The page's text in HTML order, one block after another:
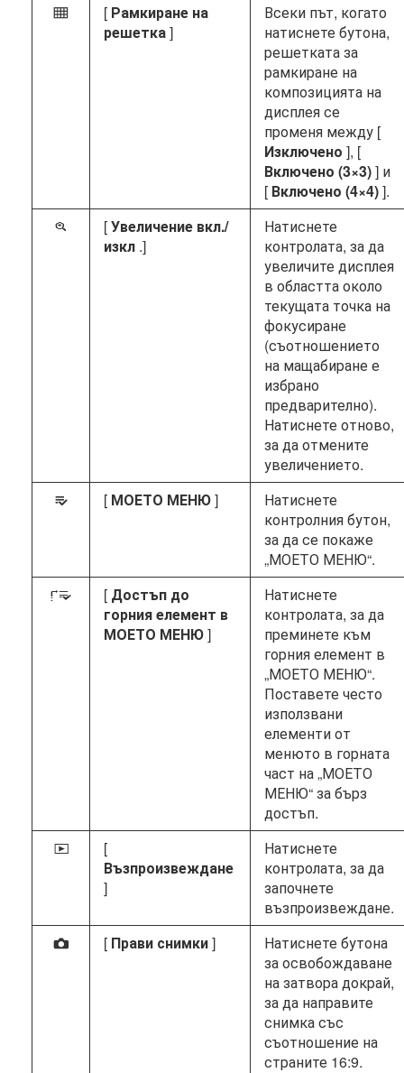
b [ Рамкиране на
решетка]
Всеки път, когато
натиснете бутона,
решетката за
рамкиране на
композицията на
дисплея се
променя между [
Изключено ], [
Включено (3×3)] и
[ Включено (4×4)].
p [Увеличение вкл./
изкл .]
Натиснете
контролата, за да
увеличите дисплея
в областта около
текущата точка на
фокусиране
(съотношението
на мащабиране е
избрано
предварително).
Натиснете отново,
за да отмените
увеличението.
O [ МОЕТО МЕНЮ]
Натиснете
контролния бутон,
за да се покаже
„МОЕТО МЕНЮ“.
3 [ Достъп до
горния елемент в
МОЕТО МЕНЮ]
Натиснете
контролата, за да
преминете към
горния елемент в
„МОЕТО МЕНЮ“.
Поставете често
използвани
елементи от
менюто в горната
част на „МОЕТО
МЕНЮ“ за бърз
достъп.
K
[
Възпроизвеждане
]
Натиснете
контролата, за да
започнете
възпроизвеждане.
C [ Прави снимки]
Натиснете бутона
за освобождаване
на затвора докрай,
за да направите
снимка със
съотношение на
страните 16:9.